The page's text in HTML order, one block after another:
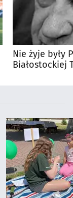
Nie żyje były
Białostockiej